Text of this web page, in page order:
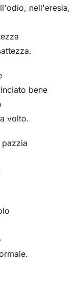
nell'eresia,
bene
volto.